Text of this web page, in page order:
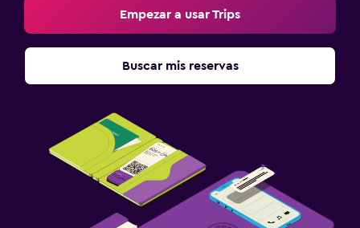
Empezar a usar Trips
Buscar mis reservas